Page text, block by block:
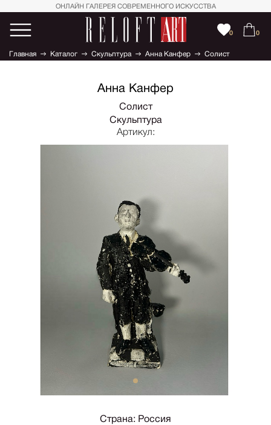
ОНЛАЙН ГАЛЕРЕЯ СОВРЕМЕННОГО ИСКУССТВА
0 0
Главная Каталог Скульптура Анна Канфер Солист
Анна Канфер
Солист
Скульптура
Артикул:
Страна: Россия